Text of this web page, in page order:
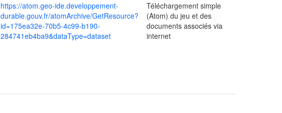
https://atom.geo-ide.developpement-
durable.gouv.fr/atomArchive/GetResource?
id=175ea32e-70b5-4c99-b190-
284741eb4ba9&dataType=dataset
Téléchargement simple
(Atom) du jeu et des
documents associés via
internet